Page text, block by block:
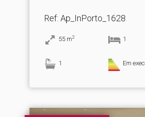
Ref: Ap_InPorto_1628
55 m2 1
1 Em